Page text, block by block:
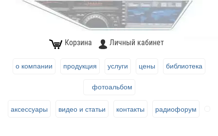
Корзина Личный кабинет
о компании продукция услуги цены библиотека
фотоальбом
аксессуары видео и статьи контакты радиофорум